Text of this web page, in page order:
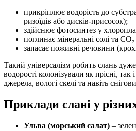
прикріплює водорість до
ризоїдів або дисків-присосок);
здійснює фотосинтез у
поглинає мінеральні солі та
запасає поживні речовини
Такий універсалізм робить слань
водорості колонізували як прісні, так
джерела, вологі скелі та навіть
Приклади слані у
Ульва (морський салат) –